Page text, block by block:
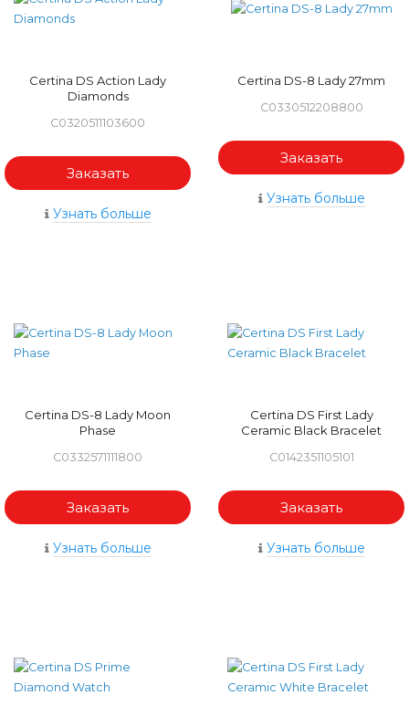
Certina DS Action Lady
Diamonds
C0320511103600
Заказать
Узнать больше
Certina DS-8 Lady 27mm
C0330512208800
Заказать
Узнать больше
Certina DS-8 Lady Moon
Phase
C0332571111800
Заказать
Узнать больше
Certina DS First Lady
Ceramic Black Bracelet
C0142351105101
Заказать
Узнать больше